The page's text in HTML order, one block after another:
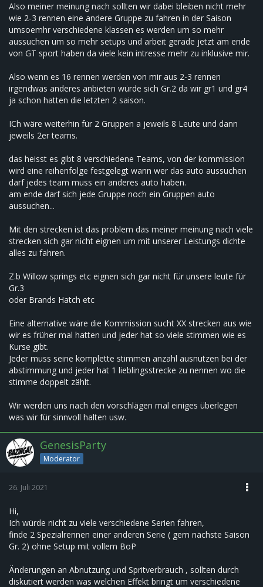
Also meiner meinung nach sollten wir dabei bleiben nicht mehr
wie 2-3 rennen eine andere Gruppe zu fahren in der Saison
umsoemhr verschiedene klassen es werden um so mehr
aussuchen um so mehr setups und arbeit gerade jetzt am ende
von GT sport haben da viele kein intresse mehr zu inklusive mir.
Also wenn es 16 rennen werden von mir aus 2-3 rennen
irgendwas anderes anbieten würde sich Gr.2 da wir gr1 und gr4
ja schon hatten die letzten 2 saison.
ICh wäre weiterhin für 2 Gruppen a jeweils 8 Leute und dann
jeweils 2er teams.
das heisst es gibt 8 verschiedene Teams, von der kommission
wird eine reihenfolge festgelegt wann wer das auto aussuchen
darf jedes team muss ein anderes auto haben.
am ende darf sich jede Gruppe noch ein Gruppen auto
aussuchen...
Mit den strecken ist das problem das meiner meinung nach viele
strecken sich gar nicht eignen um mit unserer Leistungs dichte
alles zu fahren.
Z.b Willow springs etc eignen sich gar nicht für unsere leute für
Gr.3
oder Brands Hatch etc
Eine alternative wäre die Kommission sucht XX strecken aus wie
wir es früher mal hatten und jeder hat so viele stimmen wie es
Kurse gibt.
Jeder muss seine komplette stimmen anzahl ausnutzen bei der
abstimmung und jeder hat 1 lieblingsstrecke zu nennen wo die
stimme doppelt zählt.
Wir werden uns nach den vorschlägen mal einiges überlegen
was wir für sinnvoll halten usw.
GenesisParty
Moderator
26. Juli 2021
Hi,
Ich würde nicht zu viele verschiedene Serien fahren,
finde 2 Spezialrennen einer anderen Serie ( gern nächste Saison
Gr. 2) ohne Setup mit vollem BoP
Änderungen an Abnutzung und Spritverbrauch , sollten durch
diskutiert werden was welchen Effekt bringt um verschiedene